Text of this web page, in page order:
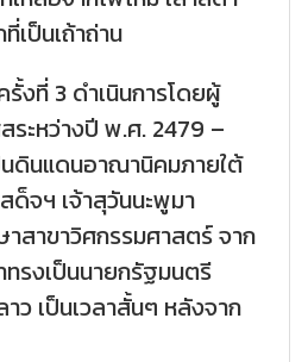
เป็นเถ้าถ่าน
งที่ 3 ดำเนินการโดยผู้
ระหว่างปี พ.ศ. 2479 –
นดินแดนอาณานิคมภายใต้
ด็จฯ เจ้าสุวันนะพูมา
าสาขาวิศกรรมศาสตร์ จาก
รงเป็นนายกรัฐมนตรี
ว เป็นเวลาสั้นๆ หลังจาก